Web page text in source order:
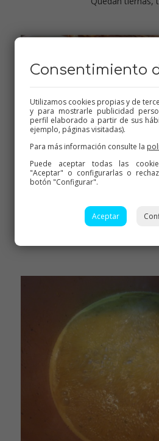
Consentimiento
Utilizamos cookies propias y de
y para mostrarle publicidad
perfil elaborado a partir de sus
ejemplo, páginas visitadas).
Para más información consulte la
Puede aceptar todas las
"Aceptar" o configurarlas o
botón "Configurar".
Aceptar